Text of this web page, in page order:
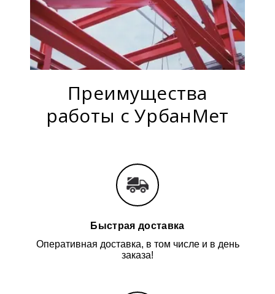
Преимущества
работы с УрбанМет
Быстрая доставка
Оперативная доставка, в том числе и в день
заказа!